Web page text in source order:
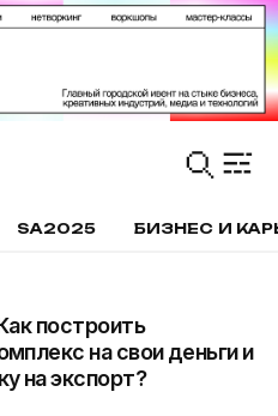
SA2025 БИЗНЕС И
построить
на свои деньги и
на экспорт?